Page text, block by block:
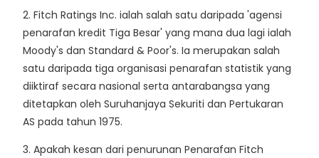
2. Fitch Ratings Inc. ialah salah satu daripada 'agensi
penarafan kredit Tiga Besar' yang mana dua lagi ialah
Moody's dan Standard & Poor's. Ia merupakan salah
satu daripada tiga organisasi penarafan statistik yang
diiktiraf secara nasional serta antarabangsa yang
ditetapkan oleh Suruhanjaya Sekuriti dan Pertukaran
AS pada tahun 1975.
3. Apakah kesan dari penurunan Penarafan Fitch